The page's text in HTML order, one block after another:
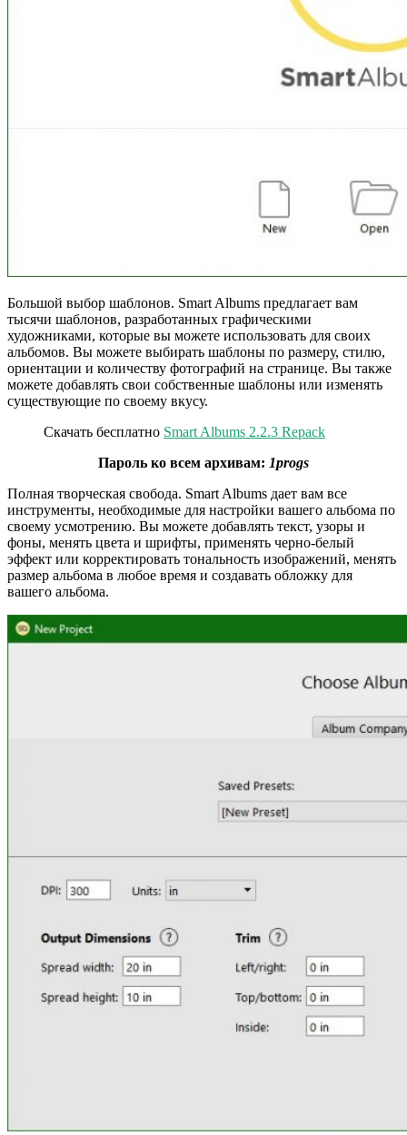
Большой выбор шаблонов. Smart Albums предлагает вам
тысячи шаблонов, разработанных графическими
художниками, которые вы можете использовать для своих
альбомов. Вы можете выбирать шаблоны по размеру, стилю,
ориентации и количеству фотографий на странице. Вы также
можете добавлять свои собственные шаблоны или изменять
существующие по своему вкусу.
Скачать бесплатно Smart Albums 2.2.3 Repack
Пароль ко всем архивам: 1progs
Полная творческая свобода. Smart Albums дает вам все
инструменты, необходимые для настройки вашего альбома по
своему усмотрению. Вы можете добавлять текст, узоры и
фоны, менять цвета и шрифты, применять черно-белый
эффект или корректировать тональность изображений, менять
размер альбома в любое время и создавать обложку для
вашего альбома.